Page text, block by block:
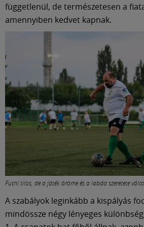
függetlenül, de természetesen a
amennyiben kedvet kapnak.
Futni tilos, de a játék öröme és a labda szeretete
A szabályok leginkább a kispályás
mindössze négy lényeges